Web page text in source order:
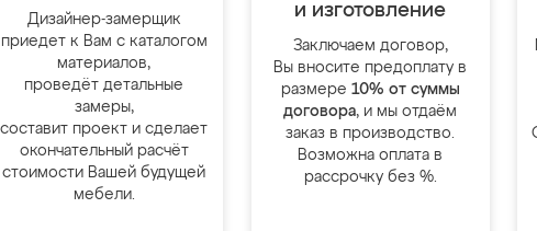
Дизайнер-замерщик
приедет к Вам с каталогом
материалов,
проведёт детальные
замеры,
составит проект и сделает
окончательный расчёт
стоимости Вашей будущей
мебели.
и изготовление
Заключаем договор,
Вы вносите предоплату в
размере 10% от суммы
договора, и мы отдаём
заказ в производство.
Возможна оплата в
рассрочку без %.